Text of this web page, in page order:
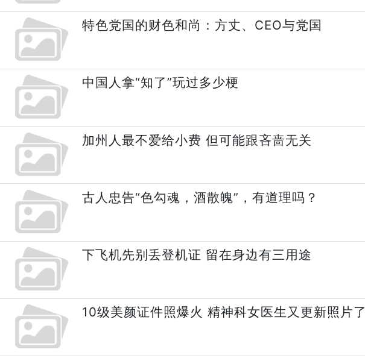
特色党国的财色和尚：方丈、CEO与党国
中国人拿“知了”玩过多少梗
加州人最不爱给小费 但可能跟吝啬无关
古人忠告“色勾魂，酒散魄”，有道理吗？
下飞机先别丢登机证 留在身边有三用途
10级美颜证件照爆火 精神科女医生又更新照片了